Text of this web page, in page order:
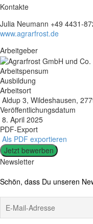
Kontakte
Julia Neumann +49 4431-
www.agrarfrost.de
Arbeitgeber
Arbeitspensum
Ausbildung
Arbeitsort
Aldup 3, Wildeshausen,
Veröffentlichungsdatum
8. April 2025
PDF-Export
Als PDF exportieren
Jetzt bewerben
Newsletter
Schön, dass Du unseren